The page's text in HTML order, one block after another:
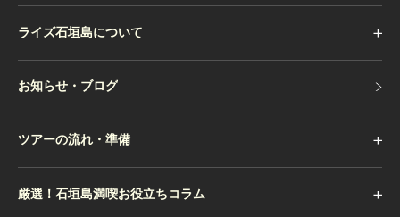
ライズ石垣島について
お知らせ・ブログ
ツアーの流れ・準備
厳選！石垣島満喫お役立ちコラム